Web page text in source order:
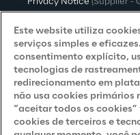
Privacy Notice (Supplier -
Privacy Notice (Candidate
Privacy Notice (Candidate
Privacy Notice
Accessibility Statement
Este website utiliza
serviços simples e
consentimento explícito,
tecnologias de
redirecionamento em
não usa cookies primários
“aceitar todos os
cookies de terceiros e